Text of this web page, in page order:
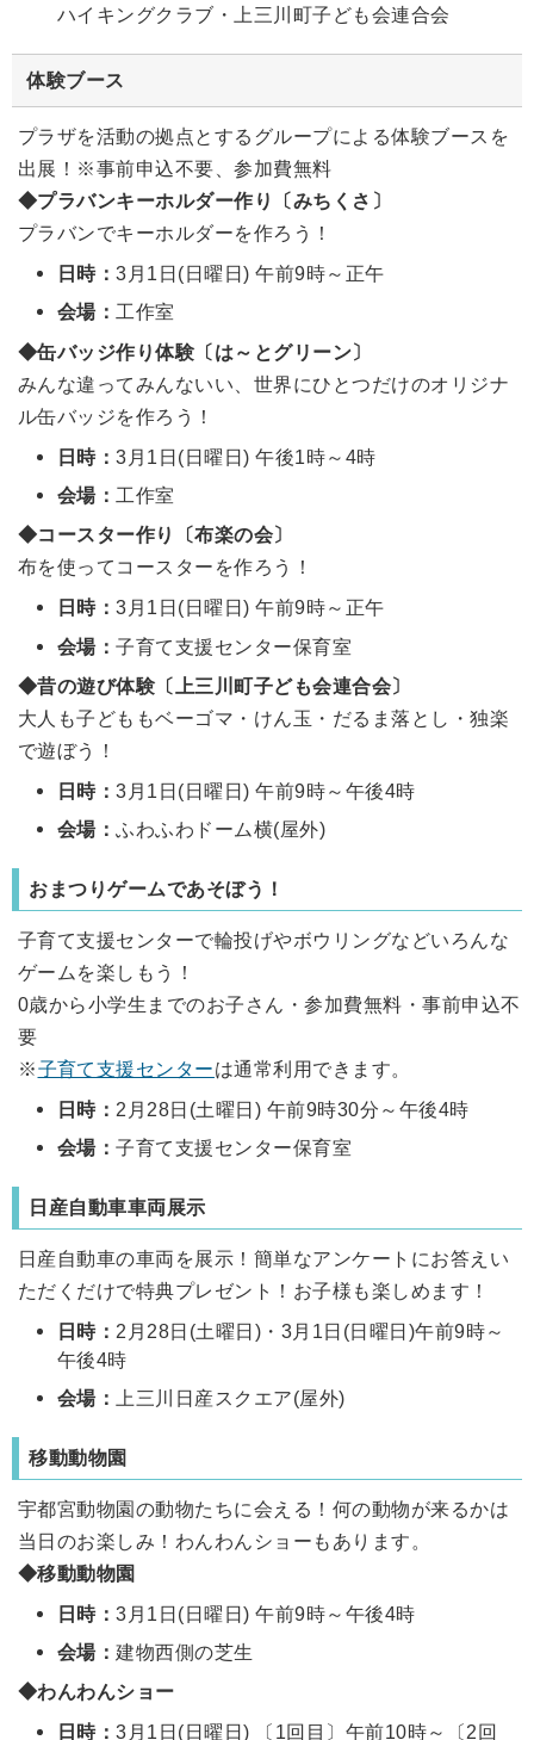
ハイキングクラブ・上三川町子ども会連合会
体験ブース
プラザを活動の拠点とするグループによる体験ブースを
出展！※事前申込不要、参加費無料
◆プラバンキーホルダー作り〔みちくさ〕
プラバンでキーホルダーを作ろう！
日時：3月1日(日曜日) 午前9時～正午
会場： 工作室
◆缶バッジ作り体験〔は～とグリーン〕
みんな違ってみんないい、世界にひとつだけのオリジナ
ル缶バッジを作ろう！
日時：3月1日(日曜日) 午後1時～4時
会場： 工作室
◆コースター作り〔布楽の会〕
布を使ってコースターを作ろう！
日時：3月1日(日曜日) 午前9時～正午
会場：子育て支援センター保育室
◆昔の遊び体験〔上三川町子ども会連合会〕
大人も子どももベーゴマ・けん玉・だるま落とし・独楽
で遊ぼう！
日時：3月1日(日曜日) 午前9時～午後4時
会場：ふわふわドーム横(屋外)
おまつりゲームであそぼう！
子育て支援センターで輪投げやボウリングなどいろんな
ゲームを楽しもう！
0歳から小学生までのお子さん・参加費無料・事前申込不
要
※子育て支援センターは通常利用できます。
日時： 2月28日(土曜日) 午前9時30分～午後4時
会場：子育て支援センター保育室
日産自動車車両展示
日産自動車の車両を展示！簡単なアンケートにお答えい
ただくだけで特典プレゼント！お子様も楽しめます！
日時： 2月28日(土曜日)・3月1日(日曜日)午前9時～
午後4時
会場：
上三川日産スクエア(屋外)
移動動物園
宇都宮動物園の動物たちに会える！何の動物が来るかは
当日のお楽しみ！わんわんショーもあります。
◆移動動物園
日時：3月1日(日曜日) 午前9時～午後4時
会場：建物西側の芝生
◆わんわんショー
日時：3月1日(日曜日) 〔1回目〕午前10時～〔2回